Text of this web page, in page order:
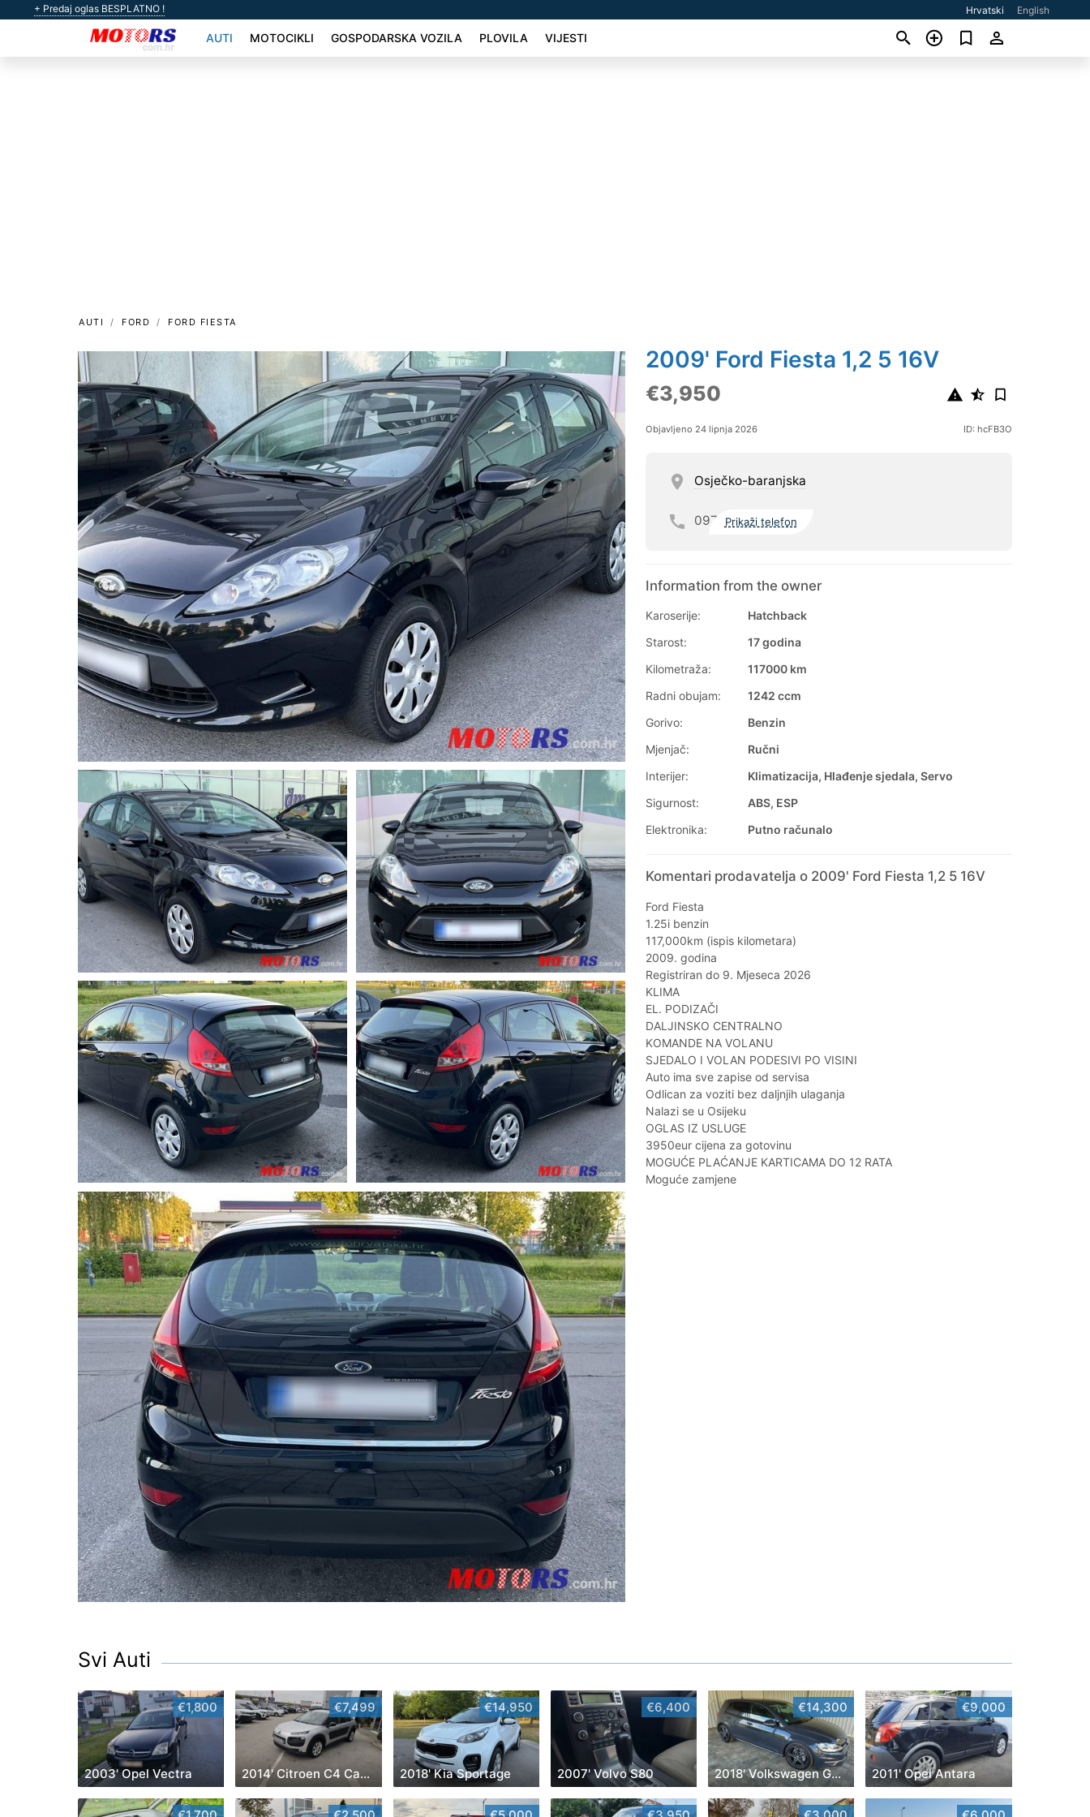
+ Predaj oglas BESPLATNO ! Hrvatski English
AUTI MOTOCIKLI GOSPODARSKA VOZILA PLOVILA VIJESTI
AUTI FORD FORD FIESTA
2009' Ford Fiesta 1,2 5 16V
€3,950
Objavljeno 24 lipnja 2026 ID: hcFB3O
Osječko-baranjska
097 Prikaži telefon
Information from the owner
Karoserije:
Hatchback
Starost:
17 godina
Kilometraža:
117000 km
Radni obujam:
1242 ccm
Gorivo:
Benzin
Mjenjač:
Ručni
Interijer:
Klimatizacija, Hlađenje sjedala, Servo
Sigurnost:
ABS, ESP
Elektronika:
Putno računalo
Komentari prodavatelja o 2009' Ford Fiesta 1,2 5 16V
Ford Fiesta
1.25i benzin
117,000km (ispis kilometara)
2009. godina
Registriran do 9. Mjeseca 2026
KLIMA
EL. PODIZAČI
DALJINSKO CENTRALNO
KOMANDE NA VOLANU
SJEDALO I VOLAN PODESIVI PO VISINI
Auto ima sve zapise od servisa
Odlican za voziti bez daljnjih ulaganja
Nalazi se u Osijeku
OGLAS IZ USLUGE
3950eur cijena za gotovinu
MOGUĆE PLAĆANJE KARTICAMA DO 12 RATA
Moguće zamjene
Svi Auti
€1,800
2003' Opel Vectra
€7,499
2014' Citroen C4 Cactus
€14,950
2018' Kia Sportage
€6,400
2007' Volvo S80
€14,300
2018' Volkswagen Golf VII
€9,000
2011' Opel Antara